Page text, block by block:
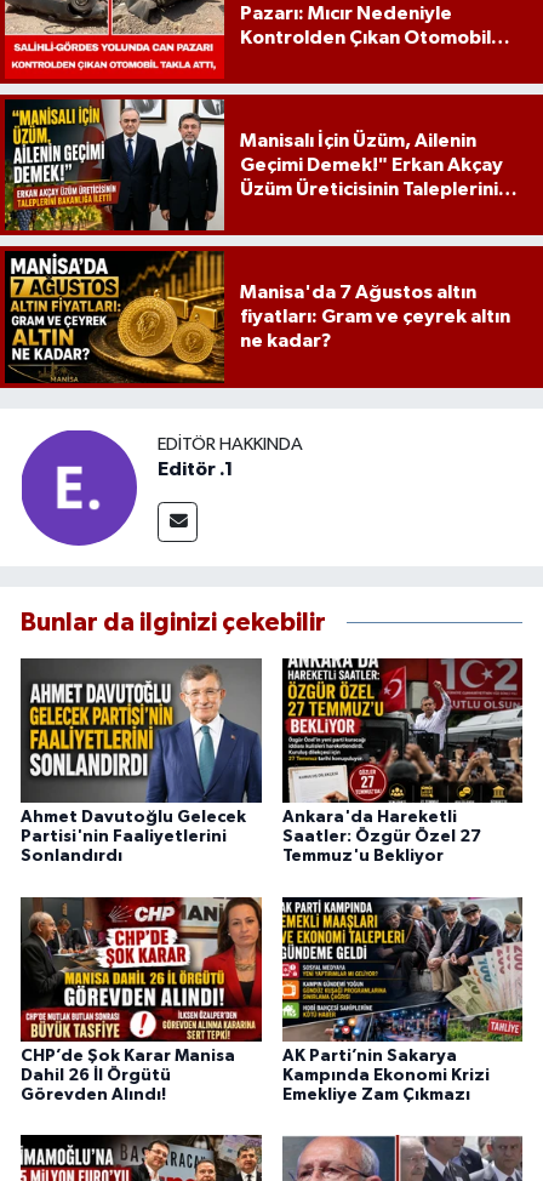
Pazarı: Mıcır Nedeniyle
Kontrolden Çıkan Otomobil
Manisalı İçin Üzüm, Ailenin
Geçimi Demek!" Erkan Akçay
Üzüm Üreticisinin Taleplerini
Manisa'da 7 Ağustos altın
fiyatları: Gram ve çeyrek altın
ne kadar?
EDITÖR HAKKINDA
Editör .1
Bunlar da ilginizi çekebilir
Ahmet Davutoğlu Gelecek
Partisi'nin Faaliyetlerini
Sonlandırdı
Ankara'da Hareketli
Saatler: Özgür Özel 27
Temmuz'u Bekliyor
CHP’de Şok Karar Manisa
Dahil 26 İl Örgütü
Görevden Alındı!
AK Parti’nin Sakarya
Kampında Ekonomi Krizi
Emekliye Zam Çıkmazı